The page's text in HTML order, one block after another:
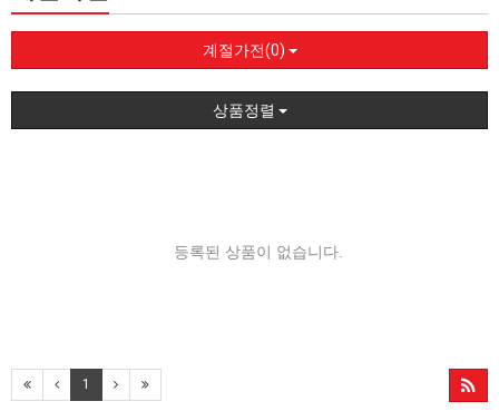
계절가전(0)
상품정렬
등록된 상품이 없습니다.
1